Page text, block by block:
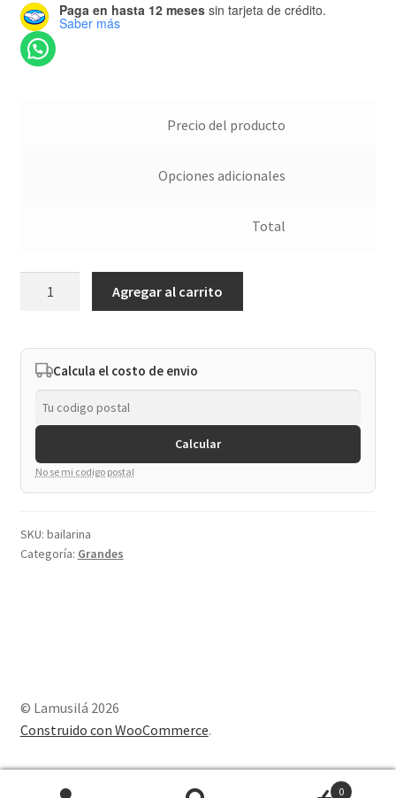
Paga en hasta 12 mesessin tarjeta de crédito.
Saber más
Precio del producto
Opciones adicionales
Total
Agregar al carrito
Calcula el costo de envio
Calcular
No se mi codigo postal
SKU: bailarina
Categoría: Grandes
© Lamusilá 2026
Construido con WooCommerce.
0